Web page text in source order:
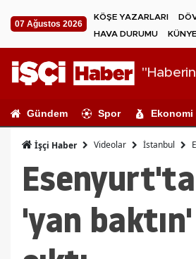
07 Ağustos 2026
KÖŞE YAZARLARI
HAVA DURUMU
KÜNYE
Gündem Spor Ekonomi
İşçi Haber Videolar İstanbul
'yan